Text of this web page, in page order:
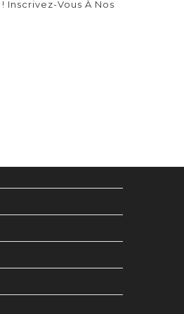
Inscrivez-Vous À Nos